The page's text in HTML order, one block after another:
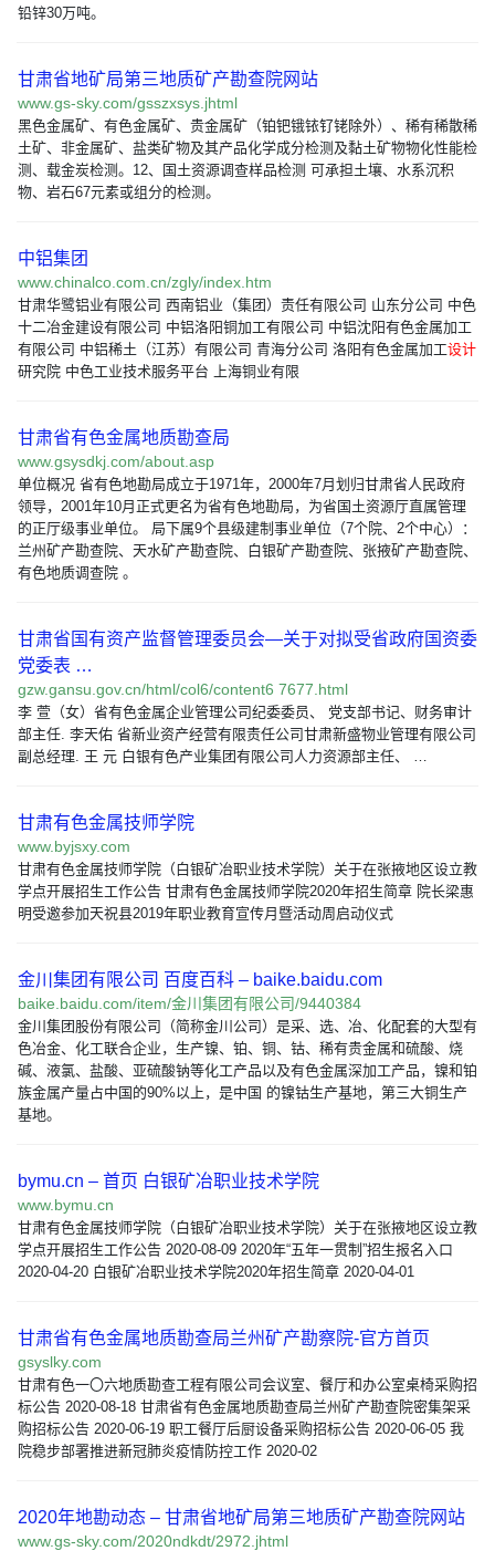
铅锌30万吨。
甘肃省地矿局第三地质矿产勘查院网站
www.gs-sky.com/gsszxsys.jhtml
黑色金属矿、有色金属矿、贵金属矿（铂钯锇铱钌铑除外）、稀有稀散稀
土矿、非金属矿、盐类矿物及其产品化学成分检测及黏土矿物物化性能检
测、载金炭检测。12、国土资源调查样品检测 可承担土壤、水系沉积
物、岩石67元素或组分的检测。
中铝集团
www.chinalco.com.cn/zgly/index.htm
甘肃华鹭铝业有限公司 西南铝业（集团）责任有限公司 山东分公司 中色
十二冶金建设有限公司 中铝洛阳铜加工有限公司 中铝沈阳有色金属加工
有限公司 中铝稀土（江苏）有限公司 青海分公司 洛阳有色金属加工设计
研究院 中色工业技术服务平台 上海铜业有限
甘肃省有色金属地质勘查局
www.gsysdkj.com/about.asp
单位概况 省有色地勘局成立于1971年，2000年7月划归甘肃省人民政府
领导，2001年10月正式更名为省有色地勘局，为省国土资源厅直属管理
的正厅级事业单位。 局下属9个县级建制事业单位（7个院、2个中心）：
兰州矿产勘查院、天水矿产勘查院、白银矿产勘查院、张掖矿产勘查院、
有色地质调查院 。
甘肃省国有资产监督管理委员会—关于对拟受省政府国资委
党委表 …
gzw.gansu.gov.cn/html/col6/content6 7677.html
李 萱（女）省有色金属企业管理公司纪委委员、 党支部书记、财务审计
部主任. 李天佑 省新业资产经营有限责任公司甘肃新盛物业管理有限公司
副总经理. 王 元 白银有色产业集团有限公司人力资源部主任、 …
甘肃有色金属技师学院
www.byjsxy.com
甘肃有色金属技师学院（白银矿冶职业技术学院）关于在张掖地区设立教
学点开展招生工作公告 甘肃有色金属技师学院2020年招生简章 院长梁惠
明受邀参加天祝县2019年职业教育宣传月暨活动周启动仪式
金川集团有限公司 百度百科 – baike.baidu.com
baike.baidu.com/item/金川集团有限公司/9440384
金川集团股份有限公司（简称金川公司）是采、选、冶、化配套的大型有
色冶金、化工联合企业，生产镍、铂、铜、钴、稀有贵金属和硫酸、烧
碱、液氯、盐酸、亚硫酸钠等化工产品以及有色金属深加工产品，镍和铂
族金属产量占中国的90%以上，是中国 的镍钴生产基地，第三大铜生产
基地。
bymu.cn – 首页 白银矿冶职业技术学院
www.bymu.cn
甘肃有色金属技师学院（白银矿冶职业技术学院）关于在张掖地区设立教
学点开展招生工作公告 2020-08-09 2020年“五年一贯制”招生报名入口
2020-04-20 白银矿冶职业技术学院2020年招生简章 2020-04-01
甘肃省有色金属地质勘查局兰州矿产勘察院-官方首页
gsyslky.com
甘肃有色一〇六地质勘查工程有限公司会议室、餐厅和办公室桌椅采购招
标公告 2020-08-18 甘肃省有色金属地质勘查局兰州矿产勘查院密集架采
购招标公告 2020-06-19 职工餐厅后厨设备采购招标公告 2020-06-05 我
院稳步部署推进新冠肺炎疫情防控工作 2020-02
2020年地勘动态 – 甘肃省地矿局第三地质矿产勘查院网站
www.gs-sky.com/2020ndkdt/2972.jhtml